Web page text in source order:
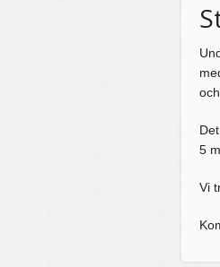
5
Vi